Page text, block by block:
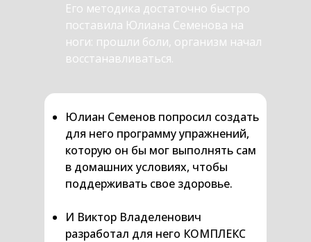
Его методика достаточно быстро
поставила Юлиана Семенова на
ноги: прошли боли, организм начал
восстанавливаться.
Юлиан Семенов попросил создать
для него программу упражнений,
которую он бы мог выполнять сам
в домашних условиях, чтобы
поддерживать свое здоровье.
И Виктор Владеленович
разработал для него КОМПЛЕКС